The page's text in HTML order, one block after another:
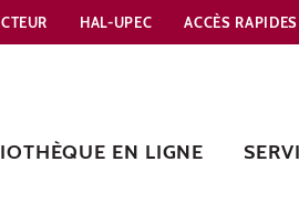
HAL-UPEC ACCÈS RAPIDES
EN LIGNE